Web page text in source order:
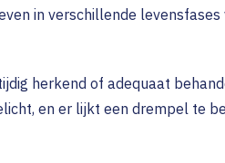
in verschillende levensfases
herkend of adequaat
en er lijkt een drempel te